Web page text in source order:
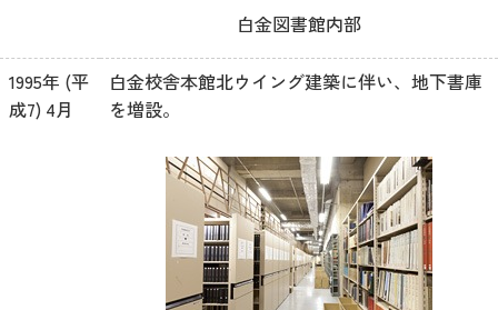
白金図書館内部
1995年 (平
成7) 4月
白金校舎本館北ウイング建築に伴い、地下書庫
を増設。